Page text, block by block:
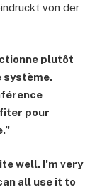
von der
plutôt
système.
pour
well. I’m very
all use it to